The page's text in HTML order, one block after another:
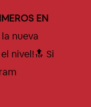
EN
nueva
nivel!🔝 Si